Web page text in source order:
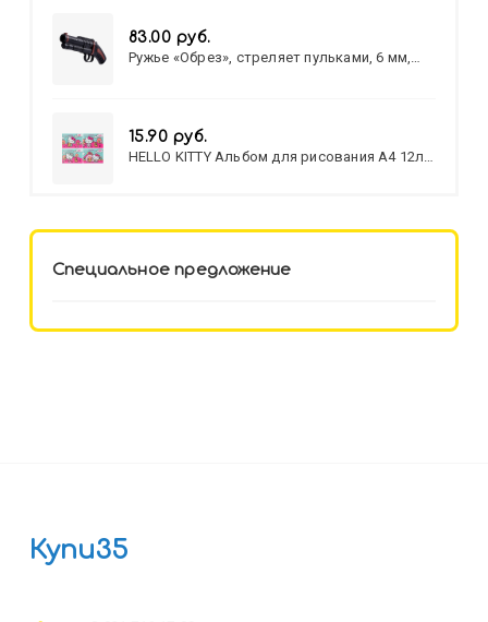
83.00 руб.
Ружье «Обрез», стреляет пульками, 6 мм,
15.90 руб.
HELLO KITTY Альбом для рисования А4 12л.
Специальное предложение
Купи35